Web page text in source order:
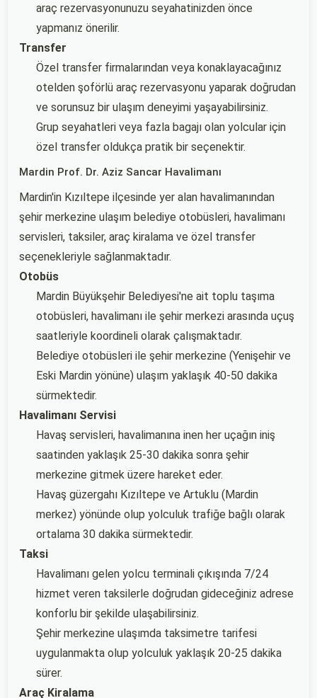
araç rezervasyonunuzu seyahatinizden önce
yapmanız önerilir.
Transfer
Özel transfer firmalarından veya konaklayacağınız
otelden şoförlü araç rezervasyonu yaparak doğrudan
ve sorunsuz bir ulaşım deneyimi yaşayabilirsiniz.
Grup seyahatleri veya fazla bagajı olan yolcular için
özel transfer oldukça pratik bir seçenektir.
Mardin Prof. Dr. Aziz Sancar Havalimanı
Mardin'in Kızıltepe ilçesinde yer alan havalimanından
şehir merkezine ulaşım belediye otobüsleri, havalimanı
servisleri, taksiler, araç kiralama ve özel transfer
seçenekleriyle sağlanmaktadır.
Otobüs
Mardin Büyükşehir Belediyesi'ne ait toplu taşıma
otobüsleri, havalimanı ile şehir merkezi arasında uçuş
saatleriyle koordineli olarak çalışmaktadır.
Belediye otobüsleri ile şehir merkezine (Yenişehir ve
Eski Mardin yönüne) ulaşım yaklaşık 40-50 dakika
sürmektedir.
Havalimanı Servisi
Havaş servisleri, havalimanına inen her uçağın iniş
saatinden yaklaşık 25-30 dakika sonra şehir
merkezine gitmek üzere hareket eder.
Havaş güzergahı Kızıltepe ve Artuklu (Mardin
merkez) yönünde olup yolculuk trafiğe bağlı olarak
ortalama 30 dakika sürmektedir.
Taksi
Havalimanı gelen yolcu terminali çıkışında 7/24
hizmet veren taksilerle doğrudan gideceğiniz adrese
konforlu bir şekilde ulaşabilirsiniz.
Şehir merkezine ulaşımda taksimetre tarifesi
uygulanmakta olup yolculuk yaklaşık 20-25 dakika
sürer.
Araç Kiralama